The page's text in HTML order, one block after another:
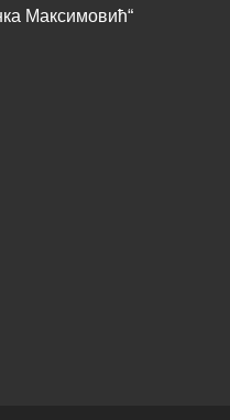
Максимовић“